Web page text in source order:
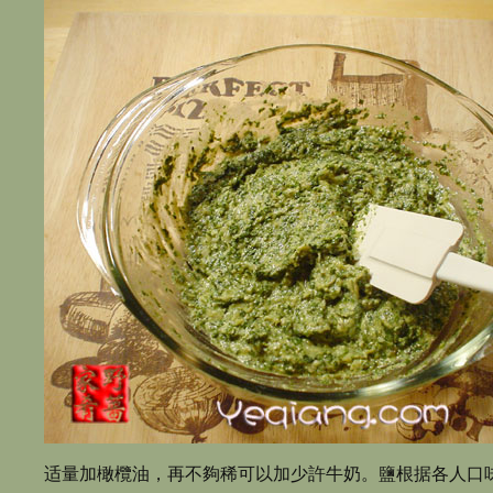
适量加橄欖油，再不夠稀可以加少許牛奶。鹽根据各人口